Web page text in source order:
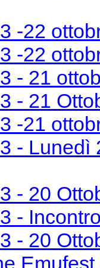
-22
-22
- 21
- 21
-21
- Lunedì
- 20
-
- 20